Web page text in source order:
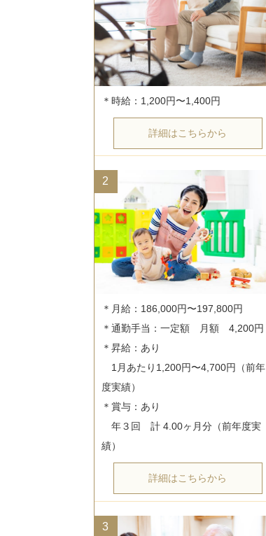
詳細はこちらから
2
＊月給：186,000円〜197,800円
＊通勤手当：一定額　月額　4,200円
＊昇給：あり
1月あたり1,200円〜4,700円（前年
度実績）
＊賞与：あり
年３回　計 4.00ヶ月分（前年度実
詳細はこちらから
3